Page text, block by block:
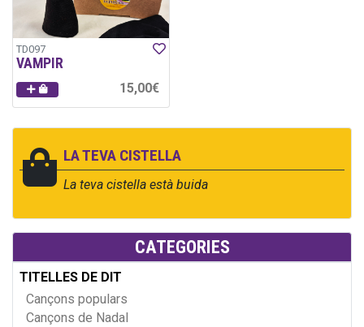
LA TEVA CISTELLA
La teva cistella està buida
CATEGORIES
TITELLES DE DIT
Cançons populars
Cançons de Nadal
TD097
VAMPIR
15,00€